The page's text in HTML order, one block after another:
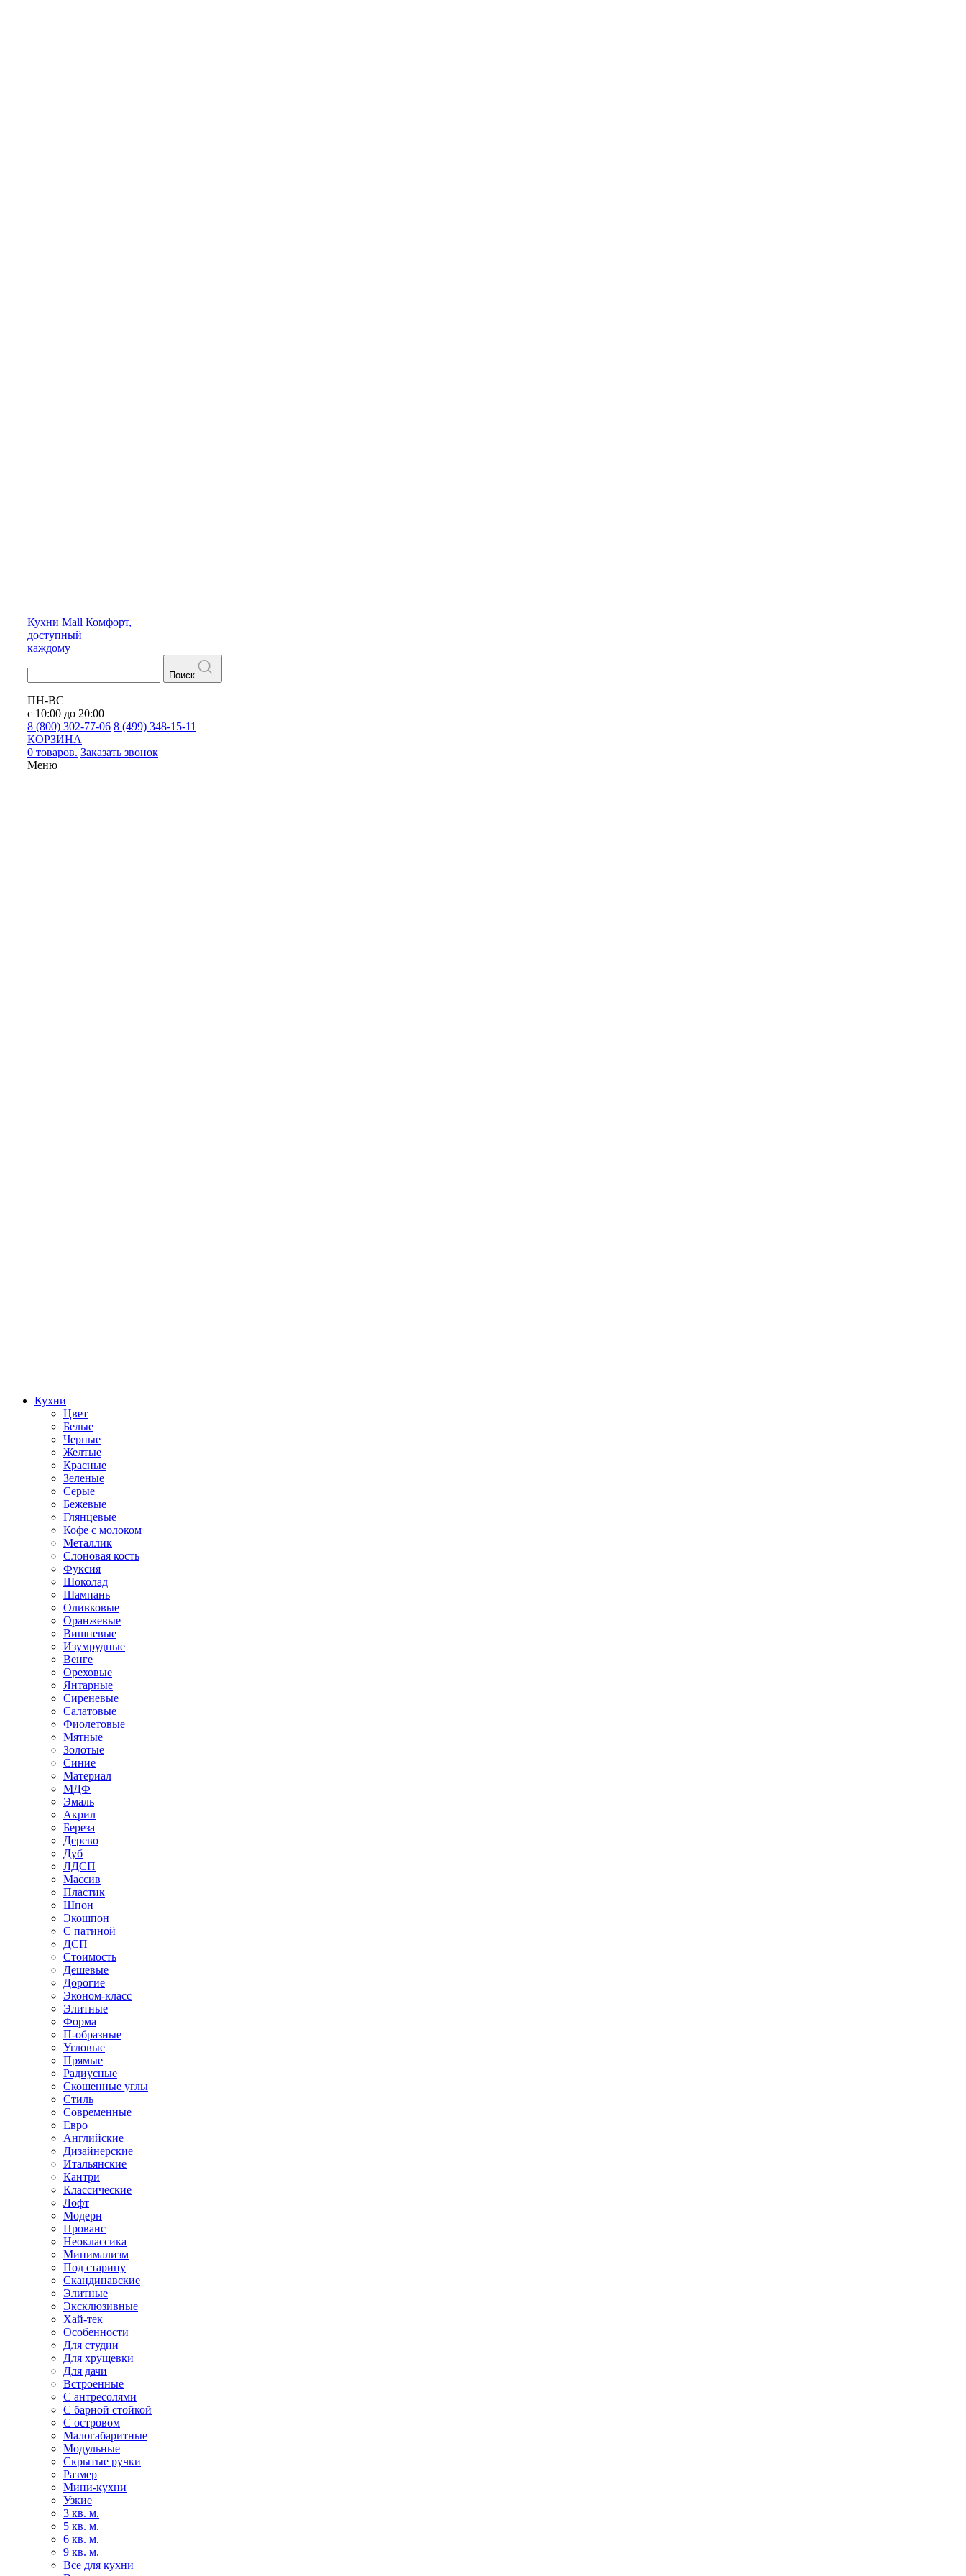
Кухни Mall Комфорт,
доступный
каждому
Поиск
ПН-ВС
с 10:00 до 20:00
8 (800) 302-77-06 8 (499) 348-15-11
КОРЗИНА
0 товаров. Заказать звонок
Меню
Кухни
Цвет
Белые
Черные
Желтые
Красные
Зеленые
Серые
Бежевые
Глянцевые
Кофе с молоком
Металлик
Слоновая кость
Фуксия
Шоколад
Шампань
Оливковые
Оранжевые
Вишневые
Изумрудные
Венге
Ореховые
Янтарные
Сиреневые
Салатовые
Фиолетовые
Мятные
Золотые
Синие
Материал
МДФ
Эмаль
Акрил
Береза
Дерево
Дуб
ЛДСП
Массив
Пластик
Шпон
Экошпон
С патиной
ДСП
Стоимость
Дешевые
Дорогие
Эконом-класс
Элитные
Форма
П-образные
Угловые
Прямые
Радиусные
Скошенные углы
Стиль
Современные
Евро
Английские
Дизайнерские
Итальянские
Кантри
Классические
Лофт
Модерн
Прованс
Неоклассика
Минимализм
Под старину
Скандинавские
Элитные
Эксклюзивные
Хай-тек
Особенности
Для студии
Для хрущевки
Для дачи
Встроенные
С антресолями
С барной стойкой
С островом
Малогабаритные
Модульные
Скрытые ручки
Размер
Мини-кухни
Узкие
3 кв. м.
5 кв. м.
6 кв. м.
9 кв. м.
Все для кухни